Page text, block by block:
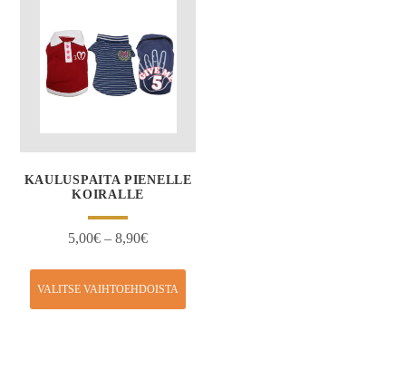
KAULUSPAITA PIENELLE
KOIRALLE
5,00€ – 8,90€
VALITSE VAIHTOEHDOISTA